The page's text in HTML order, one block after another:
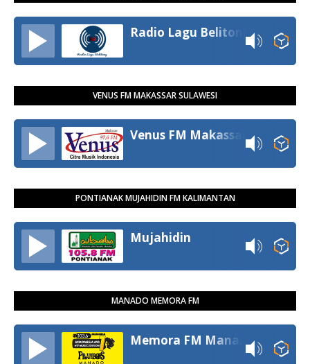
Radio Lagu Belitong
VENUS FM MAKASSAR SULAWESI
Venus FM Makassar
PONTIANAK MUJAHIDIN FM KALIMANTAN
Mujahidin
MANADO MEMORA FM